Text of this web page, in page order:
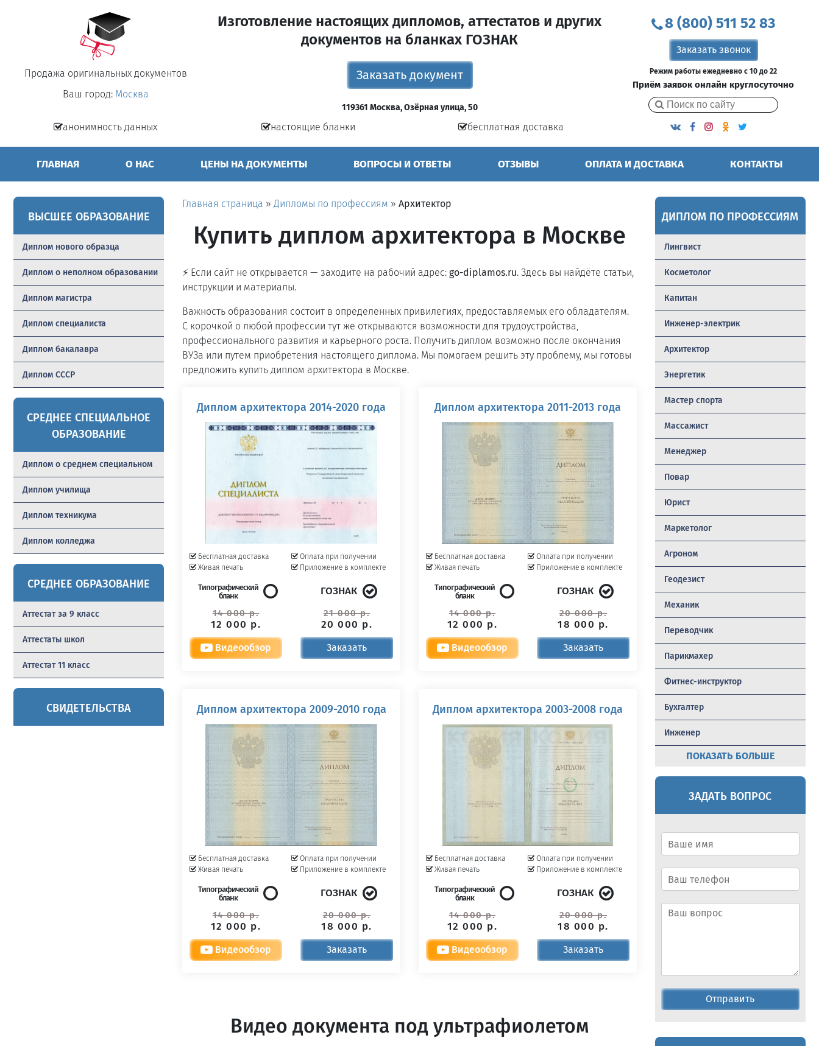
Продажа оригинальных документов
Ваш город: Москва
анонимность данных
Изготовление настоящих дипломов, аттестатов и других
документов на бланках ГОЗНАК
Заказать документ
119361 Москва, Озёрная улица, 50
настоящие бланки бесплатная доставка
8 (800) 511 52 83
Заказать звонок
Режим работы ежедневно с 10 до 22
Приём заявок онлайн круглосуточно
ГЛАВНАЯ О НАС ЦЕНЫ НА ДОКУМЕНТЫ ВОПРОСЫ И ОТВЕТЫ ОТЗЫВЫ ОПЛАТА И ДОСТАВКА КОНТАКТЫ
ВЫСШЕЕ ОБРАЗОВАНИЕ
Диплом нового образца
Диплом о неполном образовании
Диплом магистра
Диплом специалиста
Диплом бакалавра
Диплом СССР
СРЕДНЕЕ СПЕЦИАЛЬНОЕ
ОБРАЗОВАНИЕ
Диплом о среднем специальном
Диплом училища
Диплом техникума
Диплом колледжа
СРЕДНЕЕ ОБРАЗОВАНИЕ
Аттестат за 9 класс
Аттестаты школ
Аттестат 11 класс
СВИДЕТЕЛЬСТВА
Главная страница »Дипломы по профессиям »Архитектор
Купить диплом архитектора в Москве
⚡ Если сайт не открывается — заходите на рабочий адрес:go-diplamos.ru. Здесь вы найдёте статьи,
инструкции и материалы.
Важность образования состоит в определенных привилегиях, предоставляемых его обладателям.
С корочкой о любой профессии тут же открываются возможности для трудоустройства,
профессионального развития и карьерного роста. Получить диплом возможно после окончания
ВУЗа или путем приобретения настоящего диплома. Мы помогаем решить эту проблему, мы готовы
предложить купить диплом архитектора в Москве.
Диплом архитектора 2014-2020 года
Бесплатная доставка
Живая печать
Оплата при получении
Приложение в комплекте
Типографический
бланк
14 000 р.
12 000 р.
ГОЗНАК
21 000 р.
20 000 р.
Видеообзор Заказать
Диплом архитектора 2011-2013 года
Бесплатная доставка
Живая печать
Оплата при получении
Приложение в комплекте
Типографический
бланк
14 000 р.
12 000 р.
ГОЗНАК
20 000 р.
18 000 р.
Видеообзор Заказать
Диплом архитектора 2009-2010 года
Бесплатная доставка
Живая печать
Оплата при получении
Приложение в комплекте
Типографический
бланк
14 000 р.
12 000 р.
ГОЗНАК
20 000 р.
18 000 р.
Видеообзор Заказать
Диплом архитектора 2003-2008 года
Бесплатная доставка
Живая печать
Оплата при получении
Приложение в комплекте
Типографический
бланк
14 000 р.
12 000 р.
ГОЗНАК
20 000 р.
18 000 р.
Видеообзор Заказать
Видео документа под ультрафиолетом
ДИПЛОМ ПО ПРОФЕССИЯМ
Лингвист
Косметолог
Капитан
Инженер-электрик
Архитектор
Энергетик
Мастер спорта
Массажист
Менеджер
Повар
Юрист
Маркетолог
Агроном
Геодезист
Механик
Переводчик
Парикмахер
Фитнес-инструктор
Бухгалтер
Инженер
ПОКАЗАТЬ БОЛЬШЕ
ЗАДАТЬ ВОПРОС
Отправить